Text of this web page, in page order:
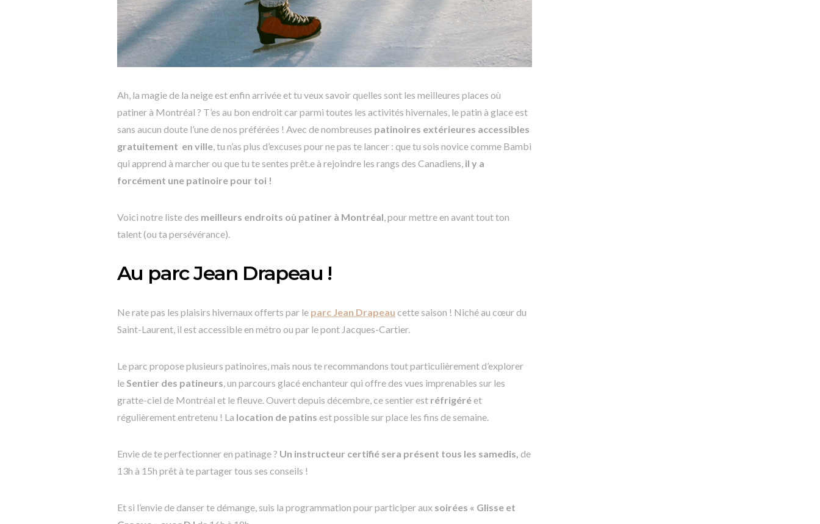
Ah, la magie de la neige est enfin arrivée et tu veux savoir quelles sont les meilleures places où
patiner à Montréal ? T’es au bon endroit car parmi toutes les activités hivernales, le patin à glace est
sans aucun doute l’une de nos préférées ! Avec de nombreuses patinoires extérieures accessibles
gratuitement en ville, tu n’as plus d’excuses pour ne pas te lancer : que tu sois novice comme Bambi
qui apprend à marcher ou que tu te sentes prêt.e à rejoindre les rangs des Canadiens, il y a
forcément une patinoire pour toi !
Voici notre liste des meilleurs endroits où patiner à Montréal, pour mettre en avant tout ton
talent (ou ta persévérance).
Au parc Jean Drapeau !
Ne rate pas les plaisirs hivernaux offerts par le parc Jean Drapeau cette saison ! Niché au cœur du
Saint-Laurent, il est accessible en métro ou par le pont Jacques-Cartier.
Le parc propose plusieurs patinoires, mais nous te recommandons tout particulièrement d’explorer
leSentier des patineurs, un parcours glacé enchanteur qui offre des vues imprenables sur les
gratte-ciel de Montréal et le fleuve. Ouvert depuis décembre, ce sentier est réfrigéréet
régulièrement entretenu ! La location de patins est possible sur place les fins de semaine.
Envie de te perfectionner en patinage ? Un instructeur certifié sera présent tous les samedis, de
13h à 15h prêt à te partager tous ses conseils !
Et si l’envie de danser te démange, suis la programmation pour participer aux soirées « Glisse et